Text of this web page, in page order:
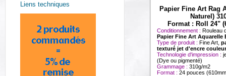
Liens techniques
Papier Fine Art Rag
Naturel)
Format : Roll 24"
Conditionnement : Rouleau
Papier Fine Art Aquarelle
Type de produit : Fine Art,
texturé jet d'encre couleur
Technologie d'impression :
(Dye ou pigmenté)
Grammage : 310g/m2
Format : 24 pouces